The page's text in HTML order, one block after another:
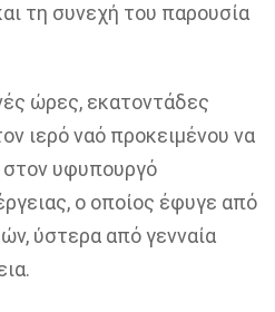
τη συνεχή του παρουσία
ώρες, εκατοντάδες
ιερό ναό προκειμένου να
στον υφυπουργό
ο οποίος έφυγε από
ύστερα από γενναία